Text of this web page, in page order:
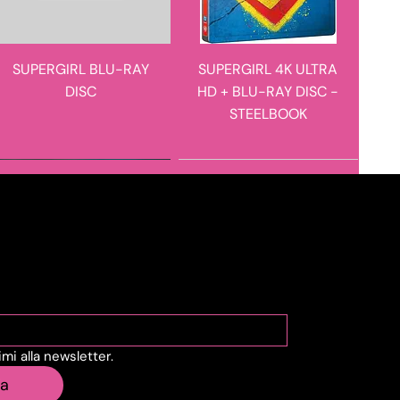
SUPERGIRL BLU-RAY
DISC
SUPERGIRL 4K ULTRA
HD + BLU-RAY DISC -
STEELBOOK
novità in arrivo
STEVE HACKETT - THE
ROARING WAVES
novità in arrivo
alla newsletter.